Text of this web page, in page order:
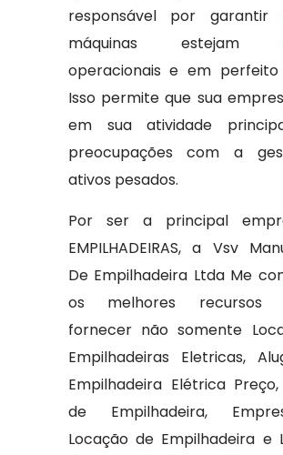
responsável por garantir
máquinas estejam
operacionais e em perfeito
Isso permite que sua
em sua atividade
preocupações com a
ativos pesados.
Por ser a principal
EMPILHADEIRAS, a Vsv
De Empilhadeira Ltda Me
os melhores recursos
fornecer não somente
Empilhadeiras Eletricas,
Empilhadeira Elétrica
de Empilhadeira,
Locação de Empilhadeira e